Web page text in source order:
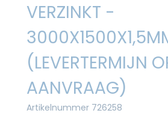
VERZINKT -
(LEVERTERMIJN
AANVRAAG)
Artikelnummer 726258